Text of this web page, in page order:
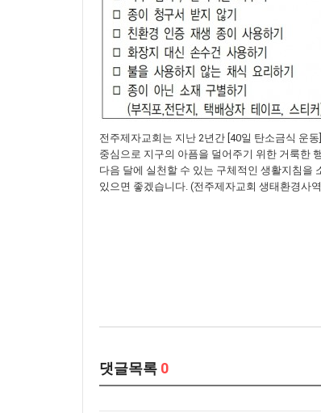
전주제자교회는 지난 2년간 [40일 탄소금식 운
중심으로 지구의 아픔을 덜어주기 위한 거룩한
다음 달에 실천할 수 있는 구체적인 생활지침을
있으면 좋겠습니다. (전주제자교회 생태환경사
댓글목록 0